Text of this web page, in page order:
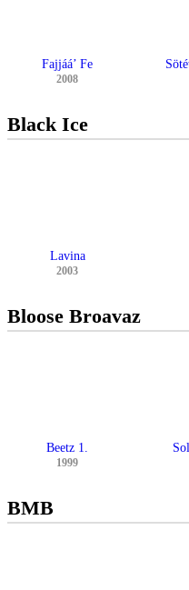
Fajjáá’ Fe
2008
Black Ice
Lavina
2003
Bloose Broavaz
Beetz 1.
1999
BMB